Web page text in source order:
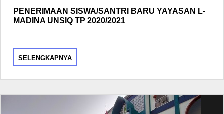
PENERIMAAN SISWA/SANTRI BARU YAYASAN L-
MADINA UNSIQ TP 2020/2021
SELENGKAPNYA